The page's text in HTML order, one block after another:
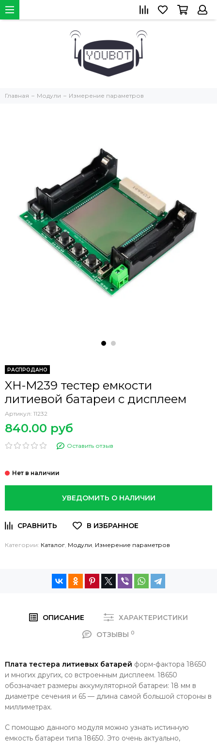
Главная Модули Измерение параметров
РАСПРОДАНО
XH-M239 тестер емкости
литиевой батареи с дисплеем
Артикул: 11232
840.00 руб
Оставить отзыв
УВЕДОМИТЬ О НАЛИЧИИ
Категории: Каталог Модули Измерение параметров
ОПИСАНИЕ
ХАРАКТЕРИСТИКИ
ОТЗЫВЫ 0
Плата тестера литиевых батарей форм-фактора 18650
и многих других, со встроенным дисплеем. 18650
обозначает размеры аккумуляторной батареи: 18 мм в
диаметре сечения и 65 — длина самой большой стороны в
миллиметрах.
С помощью данного модуля можно узнать истинную
емкость батареи типа 18650. Это очень актуально,